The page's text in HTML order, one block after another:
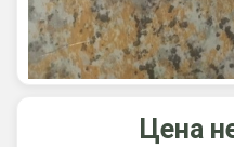
Цена